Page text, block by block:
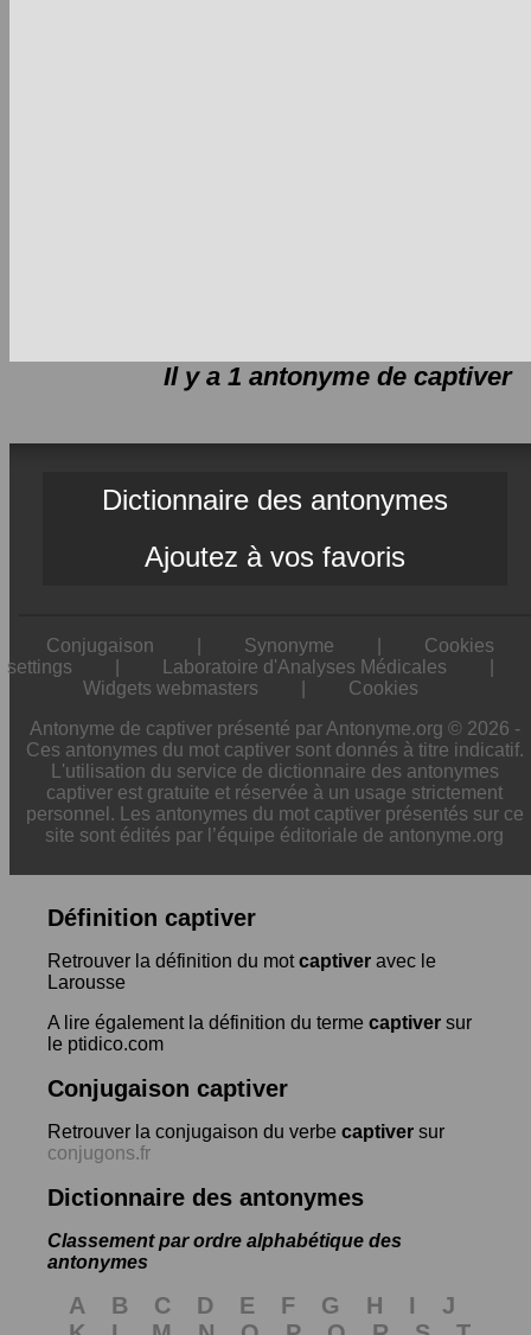
Il y a 1 antonyme de captiver
Dictionnaire des antonymes
Ajoutez à vos favoris
Conjugaison Synonyme
Cookies
settings
Laboratoire d'Analyses Médicales
Widgets webmasters
Cookies
Antonyme de captiver présenté par Antonyme.org © 2026 -
Ces antonymes du mot captiver sont donnés à titre indicatif.
L'utilisation du service de dictionnaire des antonymes
captiver est gratuite et réservée à un usage strictement
personnel. Les antonymes du mot captiver présentés sur ce
site sont édités par l’équipe éditoriale de antonyme.org
Définition captiver
Retrouver la définition du motcaptiver avec le
Larousse
A lire également la définition du terme captiver sur
le ptidico.com
Conjugaison captiver
Retrouver la conjugaison du verbe captiver sur
conjugons.fr
Dictionnaire des antonymes
Classement par ordre alphabétique des
antonymes
A B C D E F G H I
J